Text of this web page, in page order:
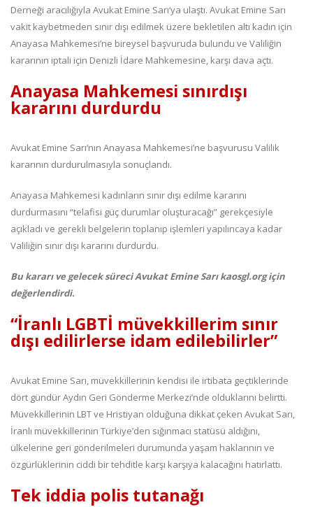
Derneği aracılığıyla Avukat Emine Sarı’ya ulaştı. Avukat Emine Sarı
vakit kaybetmeden sınır dışı edilmek üzere bekletilen altı kadın için
Anayasa Mahkemesi’ne bireysel başvuruda bulundu ve Valiliğin
kararının iptali için Denizli İdare Mahkemesine, karşı dava açtı.
Anayasa Mahkemesi sınırdışı
kararını durdurdu
Avukat Emine Sarı’nın Anayasa Mahkemesi’ne başvurusu Valilik
kararının durdurulmasıyla sonuçlandı.
Anayasa Mahkemesi kadınların sınır dışı edilme kararını
durdurmasını “telafisi güç durumlar oluşturacağı” gerekçesiyle
açıkladı ve gerekli belgelerin toplanıp işlemleri yapılıncaya kadar
Valiliğin sınır dışı kararını durdurdu.
Bu kararı ve gelecek süreci Avukat Emine Sarı kaosgl.org için
değerlendirdi.
“İranlı LGBTİ müvekkillerim sınır
dışı edilirlerse idam edilebilirler”
Avukat Emine Sarı, müvekkillerinin kendisi ile irtibata geçtiklerinde
dört gündür Aydın Geri Gönderme Merkezi’nde olduklarını belirtti.
Müvekkillerinin LBT ve Hristiyan olduğuna dikkat çeken Avukat Sarı,
İranlı müvekkillerinin Türkiye’den sığınmacı statüsü aldığını,
ülkelerine geri gönderilmeleri durumunda yaşam haklarının ve
özgürlüklerinin ciddi bir tehditle karşı karşıya kalacağını hatırlattı.
Tek iddia polis tutanağı